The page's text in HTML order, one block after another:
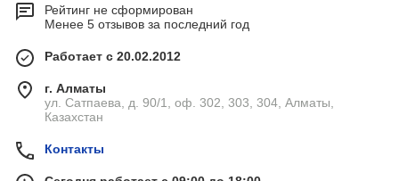
Рейтинг не сформирован
Менее 5 отзывов за последний год
Работает с 20.02.2012
г. Алматы
ул. Сатпаева, д. 90/1, оф. 302, 303, 304, Алматы,
Казахстан
Контакты